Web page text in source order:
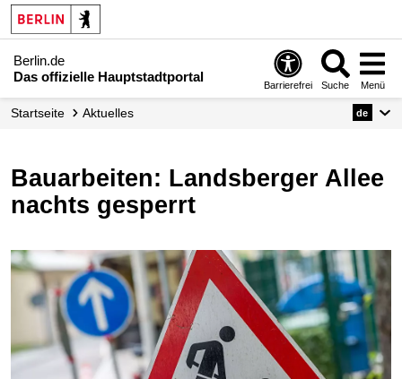
Berlin.de
Das offizielle Hauptstadtportal
Barrierefrei Suche Menü
Startseite Aktuelles de
Bauarbeiten: Landsberger Allee
nachts gesperrt